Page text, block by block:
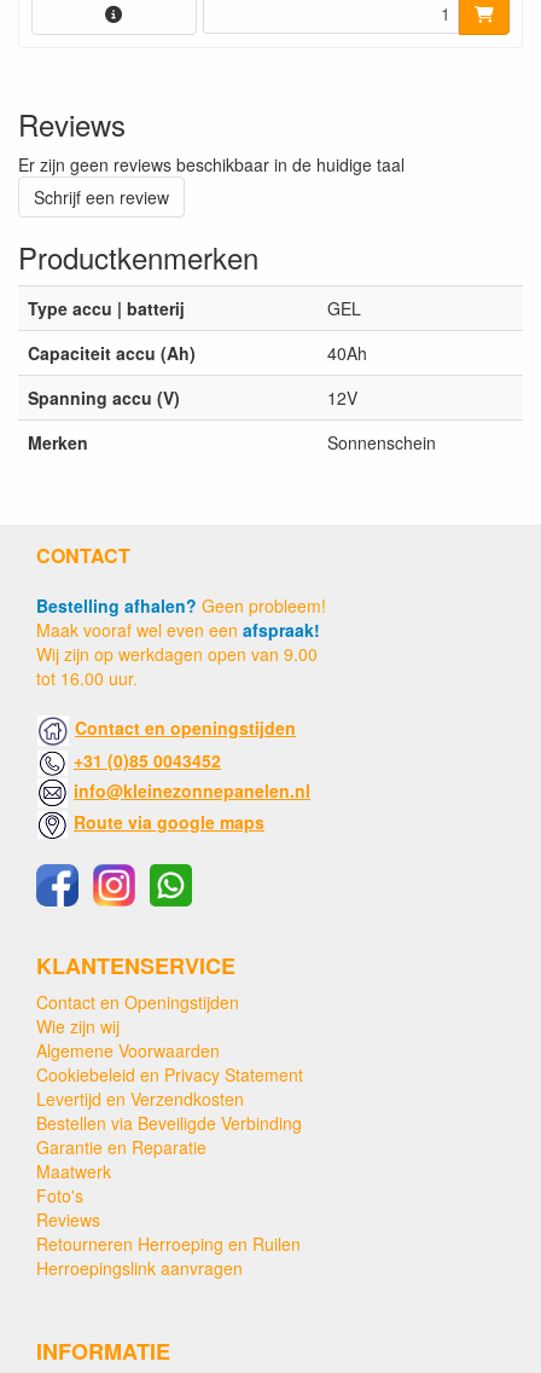
Reviews
Er zijn geen reviews beschikbaar in de huidige taal
Schrijf een review
Productkenmerken
Type accu | batterij
GEL
Capaciteit accu (Ah)
40Ah
Spanning accu (V)
12V
Merken
Sonnenschein
CONTACT
Bestelling afhalen? Geen probleem!
Maak vooraf wel even een afspraak!
Wij zijn op werkdagen open van 9.00
tot 16.00 uur.
Contact en openingstijden
+31 (0)85 0043452
info@kleinezonnepanelen.nl
Route via google maps
KLANTENSERVICE
Contact en Openingstijden
Wie zijn wij
Algemene Voorwaarden
Cookiebeleid en Privacy Statement
Levertijd en Verzendkosten
Bestellen via Beveiligde Verbinding
Garantie en Reparatie
Maatwerk
Foto's
Reviews
Retourneren Herroeping en Ruilen
Herroepingslink aanvragen
INFORMATIE